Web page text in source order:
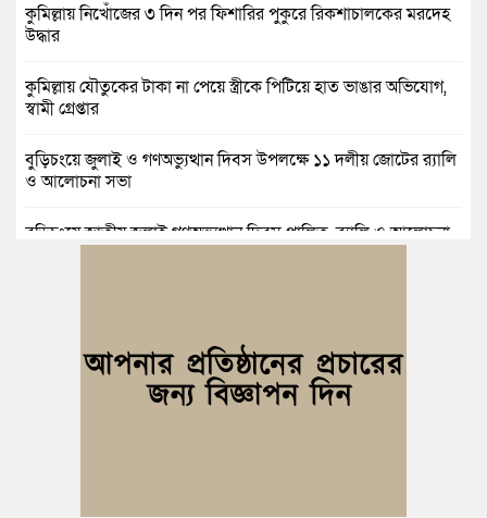
কুমিল্লায় নিখোঁজের ৩ দিন পর ফিশারির পুকুরে রিকশাচালকের মরদেহ
উদ্ধার
কুমিল্লায় যৌতুকের টাকা না পেয়ে স্ত্রীকে পিটিয়ে হাত ভাঙার অভিযোগ,
স্বামী গ্রেপ্তার
বুড়িচংয়ে জুলাই ও গণঅভ্যুত্থান দিবস উপলক্ষে ১১ দলীয় জোটের র‍্যালি
ও আলোচনা সভা
বুড়িচংয়ে জাতীয় জুলাই গণঅভ্যুত্থান দিবস পালিত, র‍্যালি ও আলোচনা
ব্রাহ্মণপাড়ায় প্রবাসীর বাড়িতে বেড়াতে এলেন সৌদির কফিল; এলাকায়